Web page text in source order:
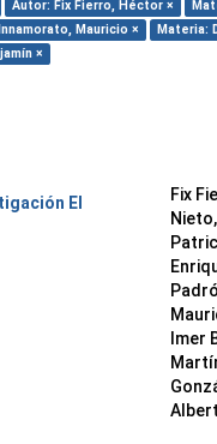
Autor: Fix Fierro, Héctor ×
Mauricio ×
Materia:
×
El
Fix
Imer